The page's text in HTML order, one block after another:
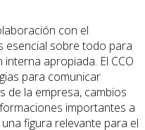
con el
esencial sobre todo para
apropiada. El CCO
para comunicar
de la empresa, cambios
importantes a
figura relevante para el